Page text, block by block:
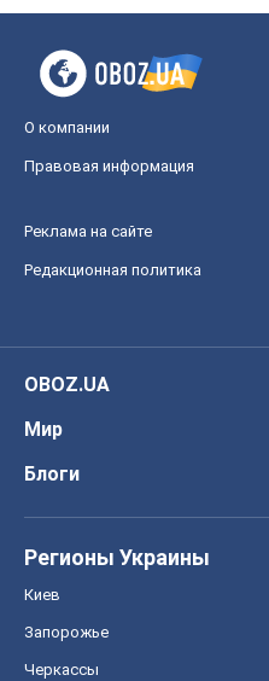
О компании
Правовая информация
Реклама на сайте
Редакционная политика
OBOZ.UA
Мир
Блоги
Регионы Украины
Киев
Запорожье
Черкассы